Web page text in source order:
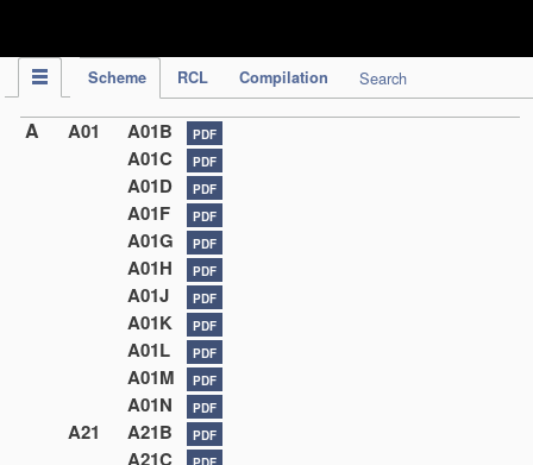
Scheme RCL Compilation Search
A A01 A01B PDF
A01C PDF
A01D PDF
A01F PDF
A01G PDF
A01H PDF
A01J PDF
A01K PDF
A01L PDF
A01M PDF
A01N PDF
A21 A21B PDF
A21C